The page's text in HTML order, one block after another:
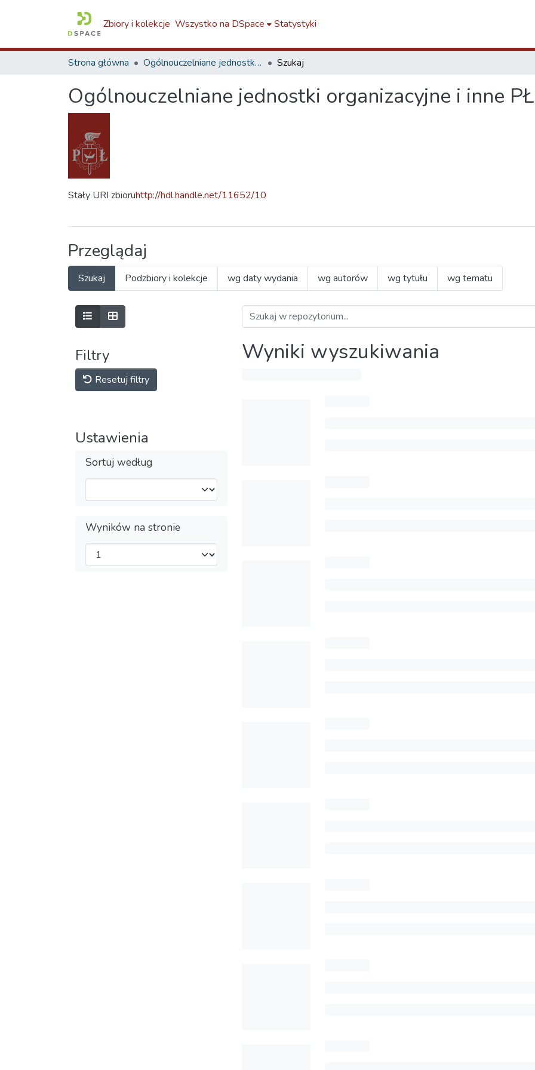
Zbiory i kolekcje Wszystko na DSpace Statystyki
Strona główna Ogólnouczelniane jednostki organizacyjne i inne PŁ / Other TUL Units Szukaj
Ogólnouczelniane jednostki organizacyjne i inne
Stały URI zbioruhttp://hdl.handle.net/11652/10
Przeglądaj
Szukaj Podzbiory i kolekcje wg daty wydania wg autorów wg tytułu wg tematu
Filtry
Resetuj filtry
Ustawienia
Sortuj według
Wyników na stronie
Wyniki wyszukiwania